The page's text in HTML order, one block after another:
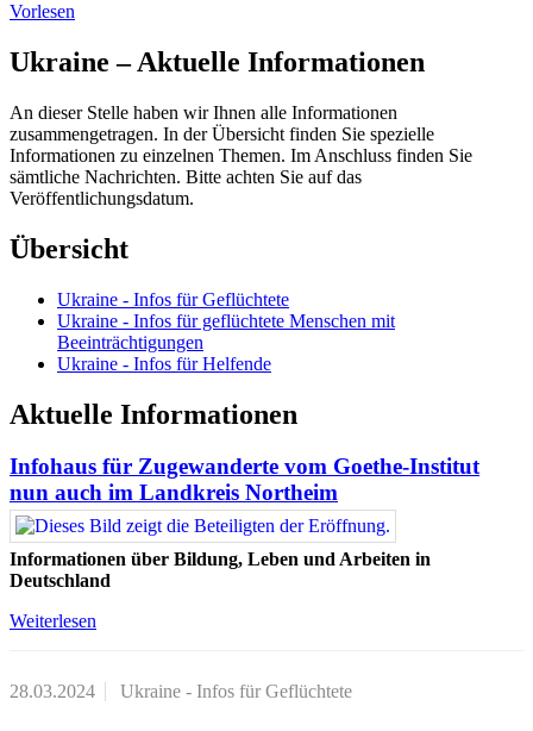
Vorlesen
Ukraine – Aktuelle Informationen
An dieser Stelle haben wir Ihnen alle Informationen
zusammengetragen. In der Übersicht finden Sie spezielle
Informationen zu einzelnen Themen. Im Anschluss finden Sie
sämtliche Nachrichten. Bitte achten Sie auf das
Veröffentlichungsdatum.
Übersicht
Ukraine - Infos für Geflüchtete
Ukraine - Infos für geflüchtete Menschen mit
Beeinträchtigungen
Ukraine - Infos für Helfende
Aktuelle Informationen
Infohaus für Zugewanderte vom Goethe-Institut
nun auch im Landkreis Northeim
Informationen über Bildung, Leben und Arbeiten in
Deutschland
Weiterlesen
28.03.2024 Ukraine - Infos für Geflüchtete